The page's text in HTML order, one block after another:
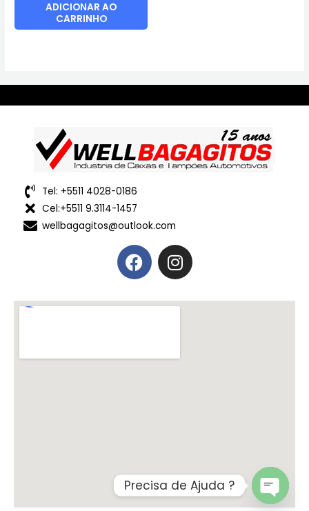
ADICIONAR AO
CARRINHO
Tel: +5511 4028-0186
Cel:+5511 9.3114-1457
wellbagagitos@outlook.com
Precisa de Ajuda ?
OPEN